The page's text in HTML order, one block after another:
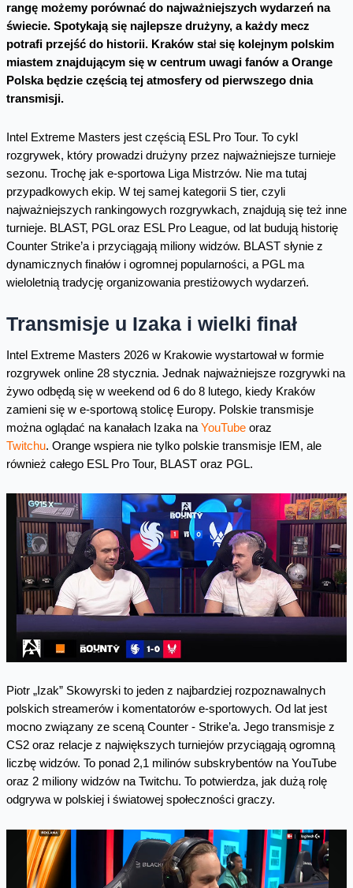
rangę możemy porównać do najważniejszych wydarzeń na
świecie. Spotykają się najlepsze drużyny, a każdy mecz
potrafi przejść do historii. Kraków stałsię kolejnym polskim
miastem znajdującym się w centrum uwagi fanów a Orange
Polska będzie częścią tej atmosfery od pierwszego dnia
transmisji.
Intel Extreme Masters jest częścią ESL Pro Tour. To cykl
rozgrywek, który prowadzi drużyny przez najważniejsze turnieje
sezonu. Trochę jak e-sportowa Liga Mistrzów. Nie ma tutaj
przypadkowych ekip. W tej samej kategorii S tier, czyli
najważniejszych rankingowych rozgrywkach, znajdują się też inne
turnieje. BLAST, PGL oraz ESL Pro League, od lat budują historię
Counter Strike’a i przyciągają miliony widzów. BLAST słynie z
dynamicznych finałów i ogromnej popularności, a PGL ma
wieloletnią tradycję organizowania prestiżowych wydarzeń.
Transmisje u Izaka i wielki finał
Intel Extreme Masters 2026 w Krakowie wystartował w formie
rozgrywek online 28 stycznia. Jednak najważniejsze rozgrywki na
żywo odbędą się w weekend od 6 do 8 lutego, kiedy Kraków
zamieni się w e-sportową stolicę Europy. Polskie transmisje
można oglądać na kanałach Izaka na YouTubeoraz
Twitchu. Orange wspiera nie tylko polskie transmisje IEM, ale
również całego ESL Pro Tour, BLAST oraz PGL.
Piotr „Izak” Skowyrski to jeden z najbardziej rozpoznawalnych
polskich streamerów i komentatorów e-sportowych. Od lat jest
mocno związany ze sceną Counter - Strike’a. Jego transmisje z
CS2 oraz relacje z największych turniejów przyciągają ogromną
liczbę widzów. To ponad 2,1 milinów subskrybentów na YouTube
oraz 2 miliony widzów na Twitchu. To potwierdza, jak dużą rolę
odgrywa w polskiej i światowej społeczności graczy.